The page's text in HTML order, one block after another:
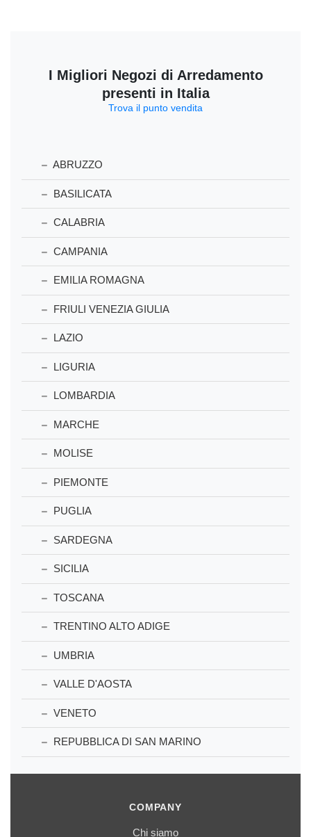
I Migliori Negozi di Arredamento
presenti in Italia
Trova il punto vendita
ABRUZZO
BASILICATA
CALABRIA
CAMPANIA
EMILIA ROMAGNA
FRIULI VENEZIA GIULIA
LAZIO
LIGURIA
LOMBARDIA
MARCHE
MOLISE
PIEMONTE
PUGLIA
SARDEGNA
SICILIA
TOSCANA
TRENTINO ALTO ADIGE
UMBRIA
VALLE D'AOSTA
VENETO
REPUBBLICA DI SAN MARINO
COMPANY
Chi siamo